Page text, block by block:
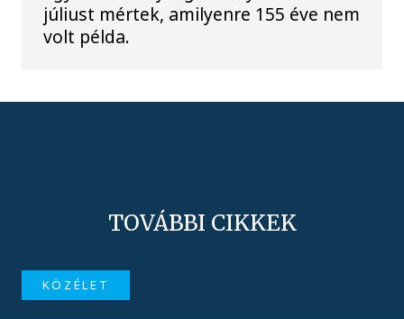
júliust mértek, amilyenre 155 éve nem
volt példa.
TOVÁBBI CIKKEK
KÖZÉLET